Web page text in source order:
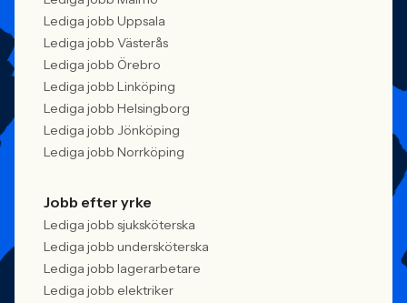
Lediga jobb Uppsala
Lediga jobb Västerås
Lediga jobb Örebro
Lediga jobb Linköping
Lediga jobb Helsingborg
Lediga jobb Jönköping
Lediga jobb Norrköping
Jobb efter yrke
Lediga jobb sjuksköterska
Lediga jobb undersköterska
Lediga jobb lagerarbetare
Lediga jobb elektriker